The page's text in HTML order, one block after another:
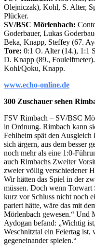
Olejniczak), Kohl, S. Alter,
Plücker.
SV/BSC Mörlenbach:
Goderbauer, Lukas
Beka, Knapp, Steffey (67.
Tore: 0:1 O. Alter (14.), 1:1
D. Knapp (89.,
Kohl/Qoku, Knapp.
www.echo-online.de
300 Zuschauer sehen
FSV Rimbach – SV/BSC
in Ordnung. Rimbach kann
Fehlheim spät den Ausgleich
sich ärgern, aus dem besser
noch mehr als eine 1:0-
auch Rimbachs Zweiter
zweier völlig verschiedener
Wir hätten das Spiel in der
müssen. Doch wenn Torwart
kurz vor Schluss nicht noch
pariert hätte, wäre das mit
Mörlenbach gewesen.“ Und
Aydogan befand: „Wichtig
Weschnitztal ein Feiertag
gegeneinander spielen.“